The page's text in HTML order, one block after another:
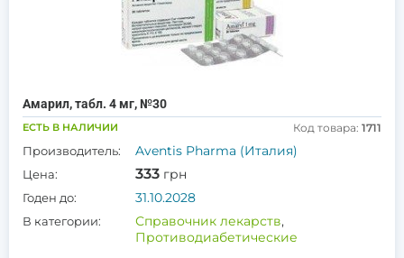
Амарил, табл. 4 мг, №30
ЕСТЬ В НАЛИЧИИ Код товара: 1711
Производитель: Aventis Pharma (Италия)
Цена: 333 грн
Годен до: 31.10.2028
В категории: Справочник лекарств,
Противодиабетические